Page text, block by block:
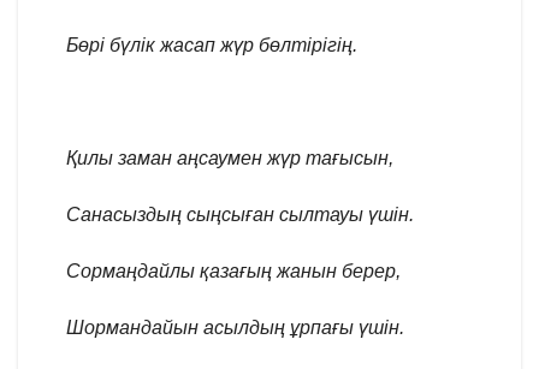
Бөрі бүлік жасап жүр бөлтірігің.
Қилы заман аңсаумен жүр тағысын,
Санасыздың сыңсыған сылтауы үшін.
Сормаңдайлы қазағың жанын берер,
Шормандайын асылдың ұрпағы үшін.